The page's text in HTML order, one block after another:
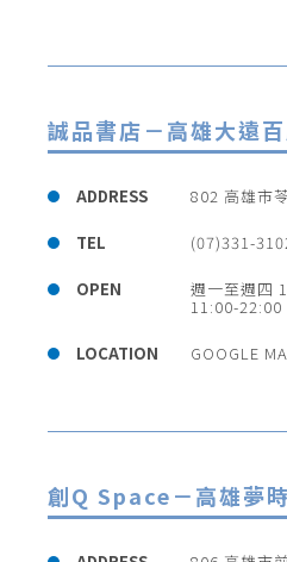
誠品書店－高雄大遠
ADDRESS 802 高雄市
TEL (07)331-
OPEN 週一至週四
11:00-22:00
LOCATION GOOGLE
創Q Space－高雄夢